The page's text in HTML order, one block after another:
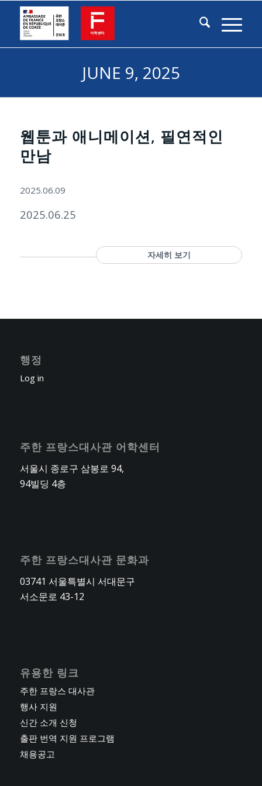
JUNE 9, 2025
웹툰과 애니메이션, 필연적인
만남
2025.06.09
2025.06.25
자세히 보기
행정
Log in
주한 프랑스대사관 어학센터
서울시 종로구 삼봉로 94,
94빌딩 4층
주한 프랑스대사관 문화과
03741 서울특별시 서대문구
서소문로 43-12
유용한 링크
주한 프랑스 대사관
행사 지원
신간 소개 신청
출판 번역 지원 프로그램
채용공고